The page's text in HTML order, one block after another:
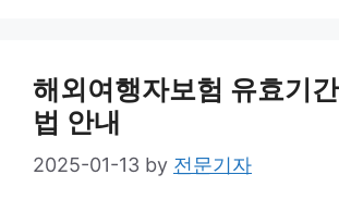
해외여행자보험 유효기
법 안내
2025-01-13 by 전문기자